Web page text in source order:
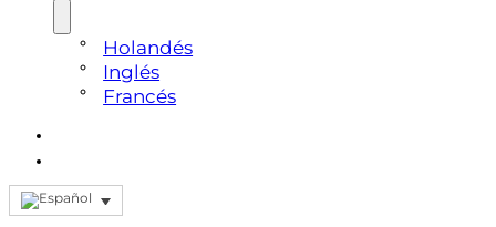
Holandés
Inglés
Francés